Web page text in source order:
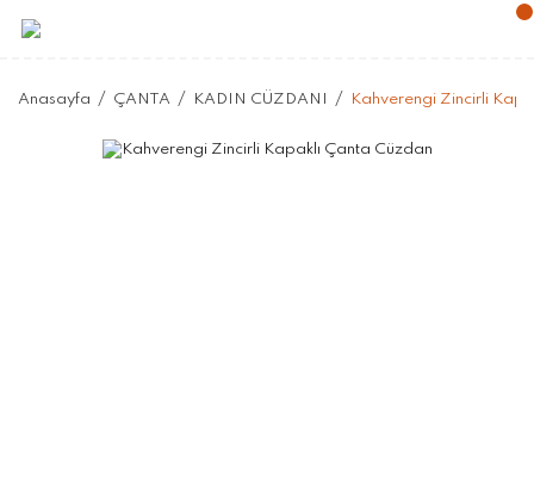
Anasayfa ÇANTA KADIN CÜZDANI Kahverengi Zincirli